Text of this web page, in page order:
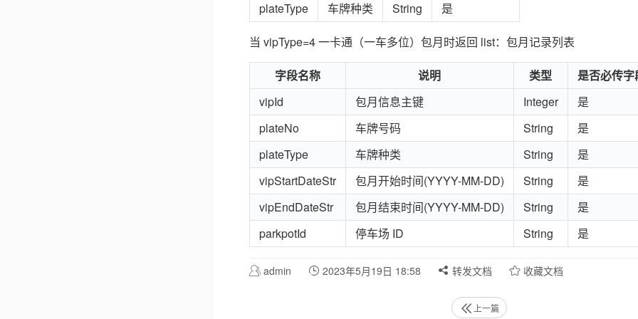
plateType
车牌种类 String 是
当 vipType=4 一卡通（一车多位）包月时返回 list：包月记录列表
字段名称 说明 类型
是否必传字
vipId
包月信息主键 Integer
是
plateNo
车牌号码 String
是
plateType
车牌种类 String
是
vipStartDateStr
包月开始时间(YYYY-MM-DD) String
是
vipEndDateStr
包月结束时间(YYYY-MM-DD) String
是
parkpotId
停车场 ID String 是
admin 2023年5月19日 18:58 转发文档 收藏文档
上一篇